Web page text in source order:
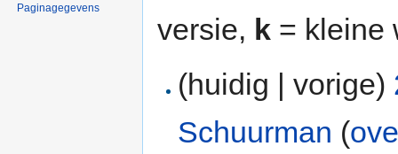
versie, k = kleine
(huidig | vorige)
Schuurman (
Paginagegevens